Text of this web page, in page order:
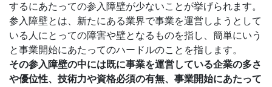
するにあたっての参入障壁が少ないことが挙げられます。
参入障壁とは、新たにある業界で事業を運営しようとして
いる人にとっての障害や壁となるものを指し、簡単にいう
と事業開始にあたってのハードルのことを指します。
その参入障壁の中には既に事業を運営している企業の多さ
や優位性、技術力や資格必須の有無、事業開始にあたって